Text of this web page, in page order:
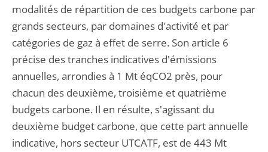
modalités de répartition de ces budgets carbone par
grands secteurs, par domaines d'activité et par
catégories de gaz à effet de serre. Son article 6
précise des tranches indicatives d'émissions
annuelles, arrondies à 1 Mt éqCO2 près, pour
chacun des deuxième, troisième et quatrième
budgets carbone. Il en résulte, s'agissant du
deuxième budget carbone, que cette part annuelle
indicative, hors secteur UTCATF, est de 443 Mt